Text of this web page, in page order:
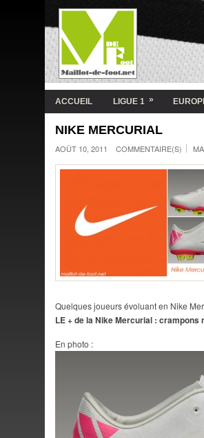
ACCUEIL LIGUE 1 »
NIKE MERCURIAL
AOÛT 10, 2011 COMMENTAIRE(S)
Quelques joueurs évoluant en Nike
LE + de la Nike Mercurial :
En photo :